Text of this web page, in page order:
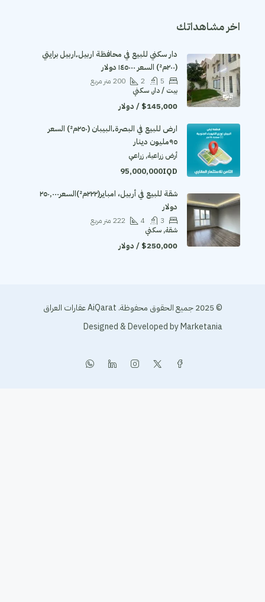
اخر مشاهداتك
دار سكني للبيع في محافظة اربيل٬اربيل برايتي
(٢٠٠م²) السعر ١٤٥٠٠٠ دولار
2
200 متر مربع
بيت / دار, سكني
$145,000 / دولار
ارض للبيع في البصرة٬البيبان (٢٥٠م²) السعر
أرض زراعية, زراعي
95,000,000IQD
شقة للبيع في أربيل، امباير(٢٢٢م²)السعر٢٥٠,٠٠٠
دولار
4
222 متر مربع
شقة, سكني
$250,000 / دولار
Designed & Developed byMarketania